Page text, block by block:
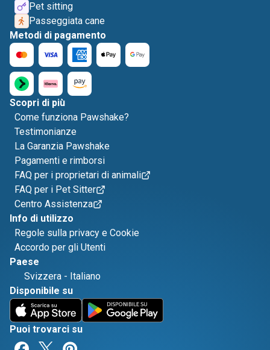
Pet sitting
Passeggiata cane
Metodi di pagamento
Scopri di più
Come funziona Pawshake?
Testimonianze
La Garanzia Pawshake
Pagamenti e rimborsi
FAQ per i proprietari di animali
FAQ per i Pet Sitter
Centro Assistenza
Info di utilizzo
Regole sulla privacy e Cookie
Accordo per gli Utenti
Paese
Svizzera - Italiano
Disponibile su
Puoi trovarci su